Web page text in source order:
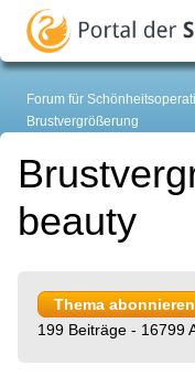
Forum für
Brustvergrößerung
beauty
Thema abonnieren
199 Beiträge - 16799